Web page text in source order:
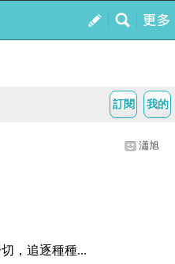
我的
訂閱
瀟旭
，追逐種種...